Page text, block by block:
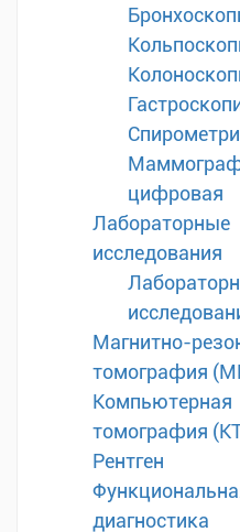
цифровая
Лабораторные
исследования
Магнитно-
томография
Компьютерная
томография
Рентген
диагностика